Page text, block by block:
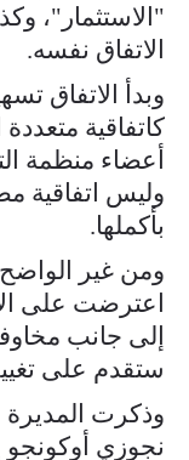
"الاستثمار"،
الاتفاق نفسه.
وبدأ الاتفاق
كاتفاقية
أعضاء منظمة
وليس اتفاقية
⁠بأكملها.
ومن غير الواضح
اعترضت على
إلى جانب
ستقدم ⁠على
وذكرت المديرة
نجوزي أوكونجو